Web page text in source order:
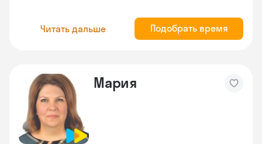
Читать дальше Подобрать время
Мария